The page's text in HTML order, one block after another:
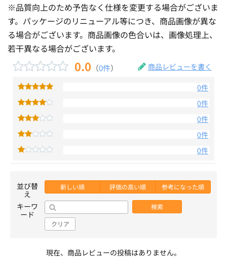
※品質向上のため予告なく仕様を変更する場合がございま
す。パッケージのリニューアル等につき、商品画像が異な
る場合がございます。商品画像の色合いは、画像処理上、
若干異なる場合がございます。
0.0 （0件） 商品レビューを書く
0件
0件
0件
0件
0件
並び替
え
新しい順 評価の高い順 参考になった順
キーワ
ード
検索
クリア
現在、商品レビューの投稿はありません。